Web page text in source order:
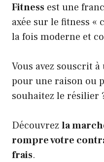
Fitness est une
axée sur le fitness «
la fois moderne et
Vous avez souscrit
pour une raison ou
souhaitez le résilier
Découvrezla
rompre votre
frais.